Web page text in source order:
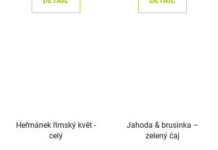
Heřmánek římský květ -
celý
Jahoda & brusinka –
zelený čaj